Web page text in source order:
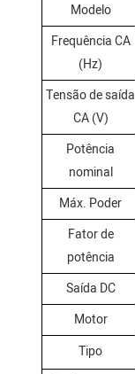
Modelo
Frequência CA
(Hz)
Tensão de saída
CA (V)
Potência
nominal
Máx. Poder
Fator de
potência
Saída DC
Motor
Tipo